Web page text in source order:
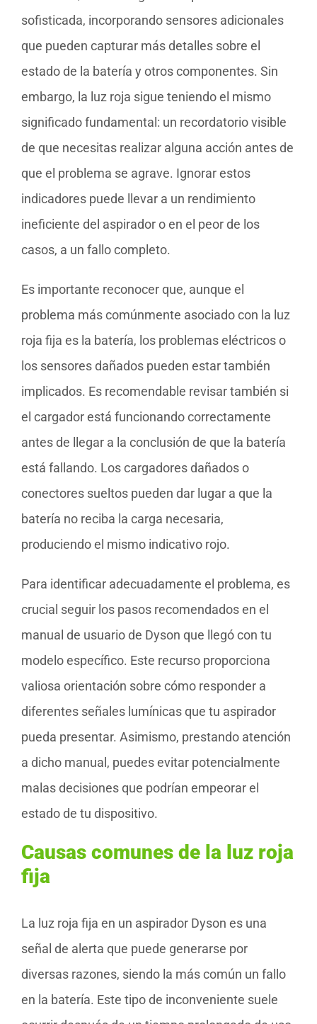
sofisticada, incorporando sensores adicionales
que pueden capturar más detalles sobre el
estado de la batería y otros componentes. Sin
embargo, la luz roja sigue teniendo el mismo
significado fundamental: un recordatorio visible
de que necesitas realizar alguna acción antes de
que el problema se agrave. Ignorar estos
indicadores puede llevar a un rendimiento
ineficiente del aspirador o en el peor de los
casos, a un fallo completo.
Es importante reconocer que, aunque el
problema más comúnmente asociado con la luz
roja fija es la batería, los problemas eléctricos o
los sensores dañados pueden estar también
implicados. Es recomendable revisar también si
el cargador está funcionando correctamente
antes de llegar a la conclusión de que la batería
está fallando. Los cargadores dañados o
conectores sueltos pueden dar lugar a que la
batería no reciba la carga necesaria,
produciendo el mismo indicativo rojo.
Para identificar adecuadamente el problema, es
crucial seguir los pasos recomendados en el
manual de usuario de Dyson que llegó con tu
modelo específico. Este recurso proporciona
valiosa orientación sobre cómo responder a
diferentes señales lumínicas que tu aspirador
pueda presentar. Asimismo, prestando atención
a dicho manual, puedes evitar potencialmente
malas decisiones que podrían empeorar el
estado de tu dispositivo.
Causas comunes de la luz roja
fija
La luz roja fija en un aspirador Dyson es una
señal de alerta que puede generarse por
diversas razones, siendo la más común un fallo
en la batería. Este tipo de inconveniente suele